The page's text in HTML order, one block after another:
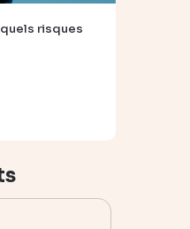
risques